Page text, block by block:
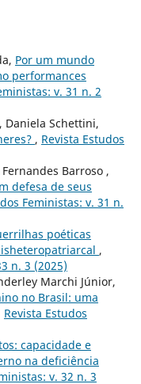
Por um mundo
performances
v. 31 n. 2
Daniela Schettini,
, Revista Estudos
Barroso ,
defesa de seus
Feministas: v. 31 n.
poéticas
,
n. 3 (2025)
Marchi Júnior,
no Brasil: uma
Revista Estudos
capacidade e
na deficiência
v. 32 n. 3